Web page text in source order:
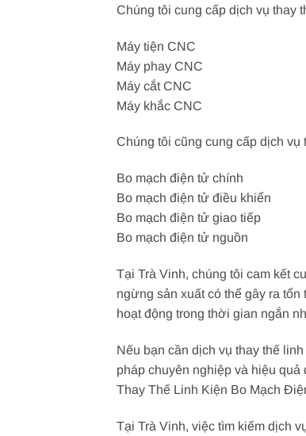
Chúng tôi cung cấp dịch vụ thay
Máy tiện CNC
Máy phay CNC
Máy cắt CNC
Máy khắc CNC
Chúng tôi cũng cung cấp dịch
Bo mạch điện tử chính
Bo mạch điện tử điều khiển
Bo mạch điện tử giao tiếp
Bo mạch điện tử nguồn
Tại Trà Vinh, chúng tôi cam kết
ngừng sản xuất có thể gây ra
hoạt động trong thời gian ngắn
Nếu bạn cần dịch vụ thay thế
pháp chuyên nghiệp và hiệu
Thay Thế Linh Kiện Bo Mạch
Tại Trà Vinh, việc tìm kiếm dịch